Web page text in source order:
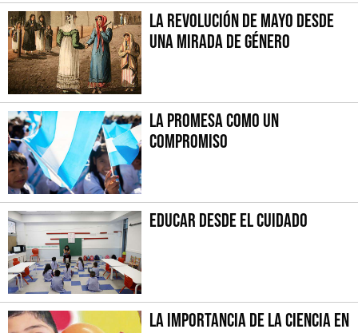
La Revolución de Mayo desde
una mirada de género
La promesa como un
compromiso
Educar desde el cuidado
La importancia de la Ciencia en